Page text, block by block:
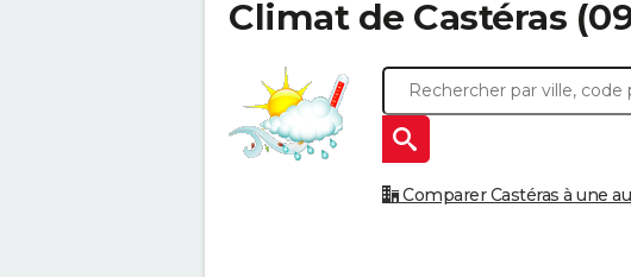
Climat de Castéras
Comparer Castéras à une